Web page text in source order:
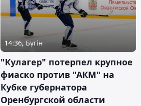
14:36, Бүгін
"Кулагер" потерпел крупное
фиаско против "АКМ" на
Кубке губернатора
Оренбургской области